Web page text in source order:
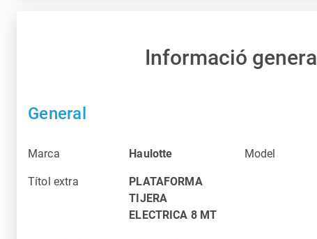
Informació general
General
Marca Haulotte Model
Títol extra
PLATAFORMA
TIJERA
ELECTRICA 8 MT